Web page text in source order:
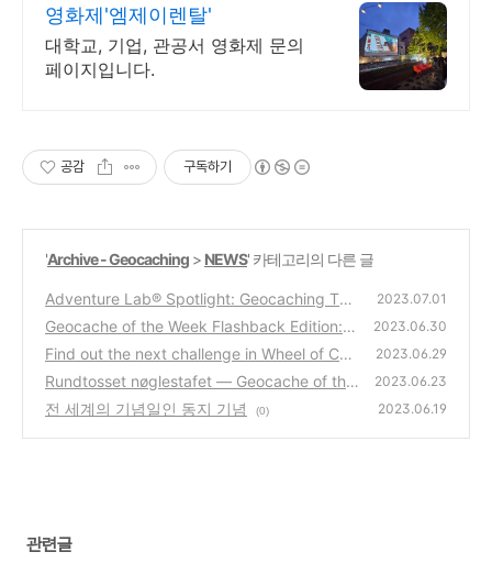
영화제'엠제이렌탈'
대학교, 기업, 관공서 영화제 문의
페이지입니다.
공감 구독하기
'Archive - Geocaching > NEWS' 카테고리의 다른 글
Adventure Lab® Spotlight: Geocaching Tou
r in Tampere with Braija
(0)
2023.07.01
Geocache of the Week Flashback Edition: D
SOM – Minero las piedras
(0)
2023.06.30
Find out the next challenge in Wheel of Cha
llenges
(0)
2023.06.29
Rundtosset nøglestafet — Geocache of the
Week - 덴마크
(0)
2023.06.23
전 세계의 기념일인 동지 기념 (0) 2023.06.19
관련글